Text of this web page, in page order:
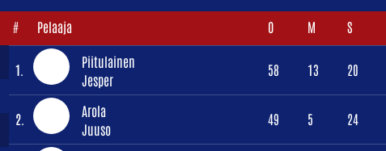
# Pelaaja O M S
1.
Piitulainen
Jesper
58 13 20
2.
Arola
Juuso
49 5 24